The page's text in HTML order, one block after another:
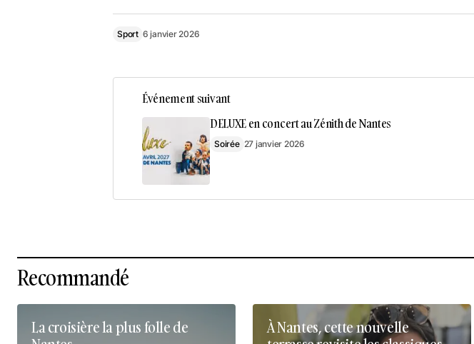
Sport 6 janvier 2026
Événement suivant
DELUXE en concert au Zénith de Nantes
Soirée 27 janvier 2026
Recommandé
La croisière la plus folle de
À Nantes, cette nouvelle